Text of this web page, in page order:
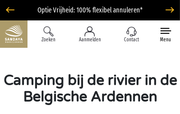
Optie Vrijheid: 100% flexibel annuleren*
Zoeken Aanmelden Contact Menu
Camping bij de rivier in de
Belgische Ardennen